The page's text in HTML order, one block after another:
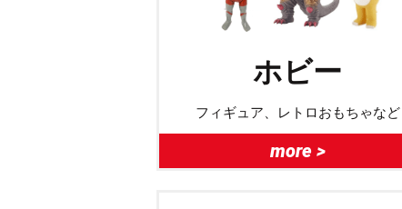
ホビー
フィギュア、レトロおもちゃなど
more >